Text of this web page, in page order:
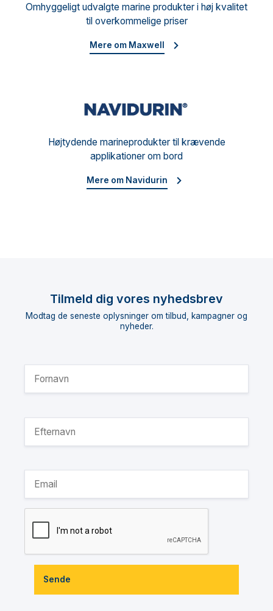
Omhyggeligt udvalgte marine produkter i høj kvalitet
til overkommelige priser
Mere om Maxwell
Højtydende marineprodukter til krævende
applikationer om bord
Mere om Navidurin
Tilmeld dig vores nyhedsbrev
Modtag de seneste oplysninger om tilbud, kampagner og
nyheder.
Sende